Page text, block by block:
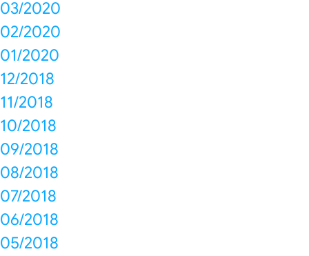
03/2020
02/2020
01/2020
12/2018
11/2018
10/2018
09/2018
08/2018
07/2018
06/2018
05/2018